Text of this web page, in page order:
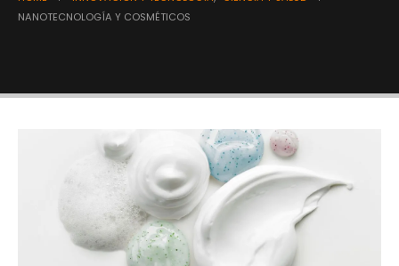
NANOTECNOLOGÍA Y COSMÉTICOS